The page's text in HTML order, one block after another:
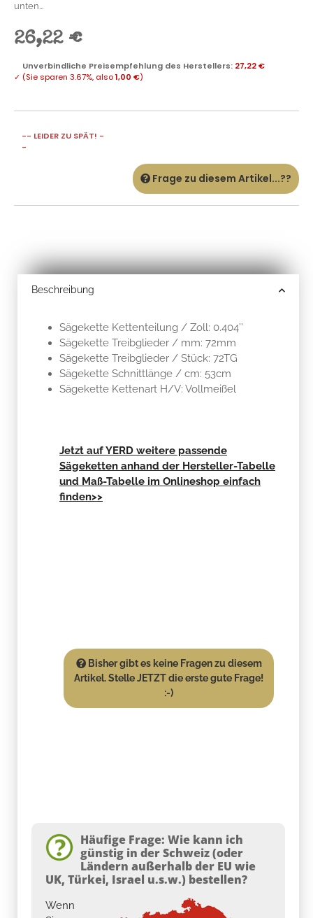
unten...
26,22 €
Unverbindliche Preisempfehlung des Herstellers: 27,22 €
✓ (Sie sparen 3.67%, also1,00 €)
-- LEIDER ZU SPÄT! -
-
Frage zu diesem Artikel...??
Beschreibung
Sägekette Kettenteilung / Zoll: 0.404’’
Sägekette Treibglieder / mm: 72mm
Sägekette Treibglieder / Stück: 72TG
Sägekette Schnittlänge / cm: 53cm
Sägekette Kettenart H/V: Vollmeißel
Jetzt auf YERD weitere passende
Sägeketten anhand der Hersteller-Tabelle
und Maß-Tabelle im Onlineshop einfach
finden>>
Bisher gibt es keine Fragen zu diesem
Artikel. Stelle JETZT die erste gute Frage!
:-)
Häufige Frage: Wie kann ich
günstig in der Schweiz (oder
Ländern außerhalb der EU wie
UK, Türkei, Israel u.s.w.) bestellen?
Wenn